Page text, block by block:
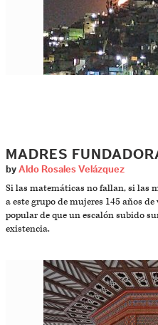
MADRES
by Aldo Rosales Velázquez
Si las matemáticas no fallan, si las
a este grupo de mujeres 145 años
popular de que un escalón subido
existencia.